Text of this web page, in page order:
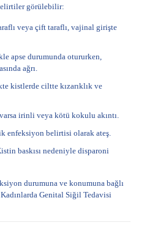
görülebilir:
veya çift taraflı, vajinal girişte
apse durumunda otururken,
ağrı.
kistlerde ciltte kızarıklık ve
irinli veya kötü kokulu akıntı.
enfeksiyon belirtisi olarak ateş.
baskısı nedeniyle disparoni
durumuna ve konumuna bağlı
Kadınlarda Genital Siğil Tedavisi